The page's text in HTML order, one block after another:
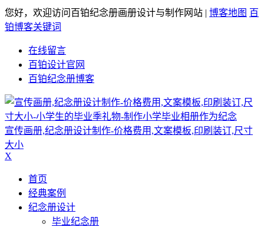
您好，欢迎访问百铂纪念册画册设计与制作网站 | 博客地图 百
铂博客关键词
在线留言
百铂设计官网
百铂纪念册博客
宣传画册,纪念册设计制作-价格费用,文案模板,印刷装订,尺寸
大小
X
首页
经典案例
纪念册设计
毕业纪念册